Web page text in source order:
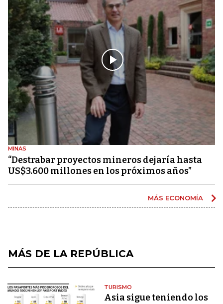
MINAS
“Destrabar proyectos mineros dejaría hasta
US$3.600 millones en los próximos años”
MÁS ECONOMÍA
MÁS DE LA REPÚBLICA
TURISMO
Asia sigue teniendo los